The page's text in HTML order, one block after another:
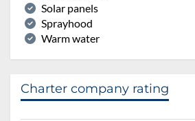
Solar panels
Sprayhood
Warm water
Charter company rating